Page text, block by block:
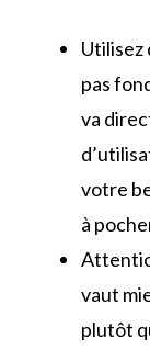
Utilisez
pas
va
votre
à
vaut
plutôt